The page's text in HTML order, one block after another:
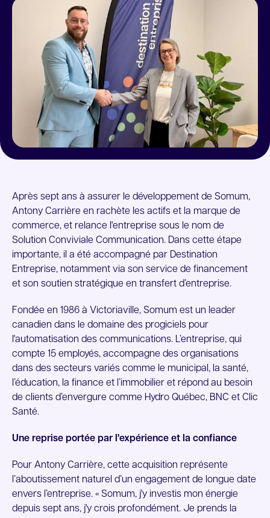
Après sept ans à assurer le développement de Somum,
Antony Carrière en rachète les actifs et la marque de
commerce, et relance l'entreprise sous le nom de
Solution Conviviale Communication. Dans cette étape
importante, il a été accompagné par Destination
Entreprise, notamment via son service de financement
et son soutien stratégique en transfert d’entreprise.
Fondée en 1986 à Victoriaville, Somum est un leader
canadien dans le domaine des progiciels pour
l'automatisation des communications. L’entreprise, qui
compte 15 employés, accompagne des organisations
dans des secteurs variés comme le municipal, la santé,
l’éducation, la finance et l’immobilier et répond au besoin
de clients d’envergure comme Hydro Québec, BNC et Clic
Santé.
Une reprise portée par l'expérience et la confiance
Pour Antony Carrière, cette acquisition représente
l’aboutissement naturel d’un engagement de longue date
envers l’entreprise. « Somum, j'y investis mon énergie
depuis sept ans, j'y crois profondément. Je prends la